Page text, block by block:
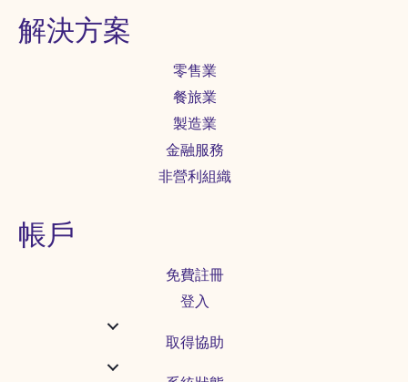
解決方案
零售業
餐旅業
製造業
金融服務
非營利組織
帳戶
免費註冊
登入
取得協助